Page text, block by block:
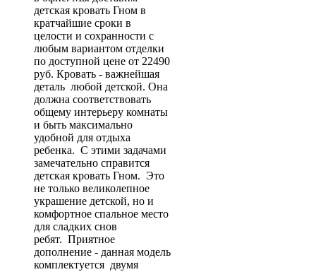
детская кровать Гном в
кратчайшие сроки в
целости и сохранности с
любым вариантом отделки
по доступной цене от 22490
руб. Кровать - важнейшая
деталь любой детской. Она
должна соответствовать
общему интерьеру комнаты
и быть максимально
удобной для отдыха
ребенка. С этими задачами
замечательно справится
детская кровать Гном. Это
не только великолепное
украшение детской, но и
комфортное спальное место
для сладких снов
ребят. Приятное
дополнение - данная модель
комплектуется двумя